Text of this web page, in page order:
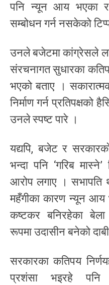
पनि न्यून आय भएका र
सम्बोधन गर्न नसकेको
उनले बजेटमा कांग्रेसले
संरचनागत सुधारका
भएको बताए ।
निर्माण गर्न
उनले स्पष्ट पारे ।
यद्यपि, बजेट र
भन्दा पनि ‘गरिब
आरोप लगाए । सभापति
महँगीका कारण न्यून आय
कष्टकर बनिरहेका
रूपमा उदासीन बनेको
सरकारका कतिपय
प्रशंसा भइरहे पनि